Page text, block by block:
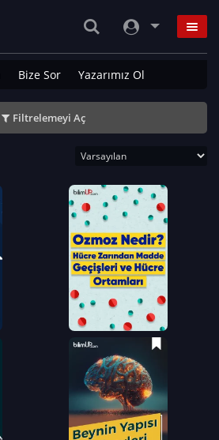
Bize Sor Yazarımız Ol
Filtrelemeyi Aç